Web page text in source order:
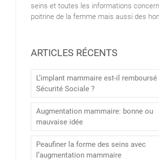
seins et toutes les informations
poitrine de la femme mais aussi des
ARTICLES RÉCENTS
L’implant mammaire est-il remboursé
Sécurité Sociale ?
Augmentation mammaire: bonne ou
mauvaise idée
Peaufiner la forme des seins avec
l’augmentation mammaire